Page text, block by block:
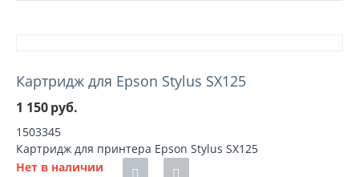
Картридж для Epson Stylus SX125
1 150руб.
1503345
Картридж для принтера Epson Stylus SX125
Нет в наличии